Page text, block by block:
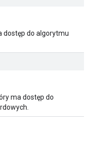
dostęp do algorytmu
ma dostęp do